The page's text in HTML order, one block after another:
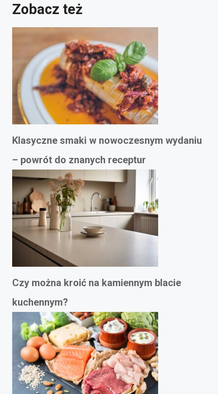
Zobacz też
Klasyczne smaki w nowoczesnym wydaniu
– powrót do znanych receptur
Czy można kroić na kamiennym blacie
kuchennym?